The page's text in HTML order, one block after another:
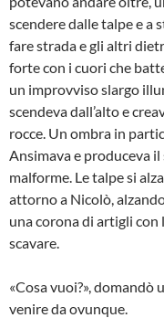
scendere dalle talpe e a
fare strada e gli altri
forte con i cuori che
un improvviso slargo
scendeva dall’alto e
rocce. Un ombra in
Ansimava e produceva
malforme. Le talpe si
attorno a Nicolò,
una corona di artigli con
scavare.
«Cosa vuoi?», domandò
venire da ovunque.